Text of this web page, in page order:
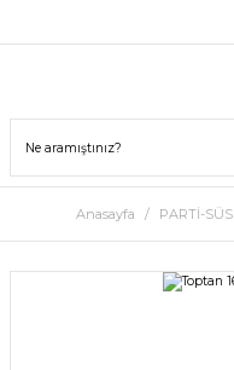
Anasayfa PARTİ-SÜS